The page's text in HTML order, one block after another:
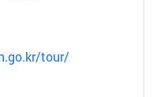
tour/